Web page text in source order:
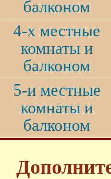
балконом
4-х местные
комнаты и
балконом
5-и местные
комнаты и
балконом